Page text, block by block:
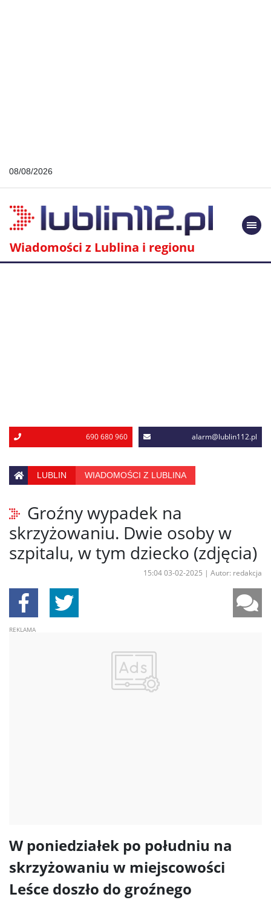
08/08/2026
Wiadomości z Lublina i regionu
690 680 960 alarm@lublin112.pl
LUBLIN WIADOMOŚCI Z LUBLINA
Groźny wypadek na
skrzyżowaniu. Dwie osoby w
szpitalu, w tym dziecko (zdjęcia)
15:04 03-02-2025 | Autor: redakcja
W poniedziałek po południu na
skrzyżowaniu w miejscowości
Leśce doszło do groźnego